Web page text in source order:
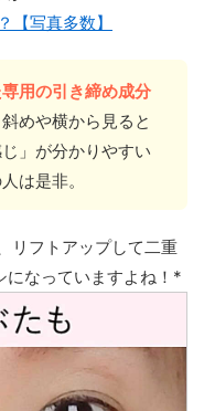
【写真多数】
専用の引き締め成分
めや横から見ると
」が分かりやすい
は是非。
リフトアップして二重
になっていますよね！*